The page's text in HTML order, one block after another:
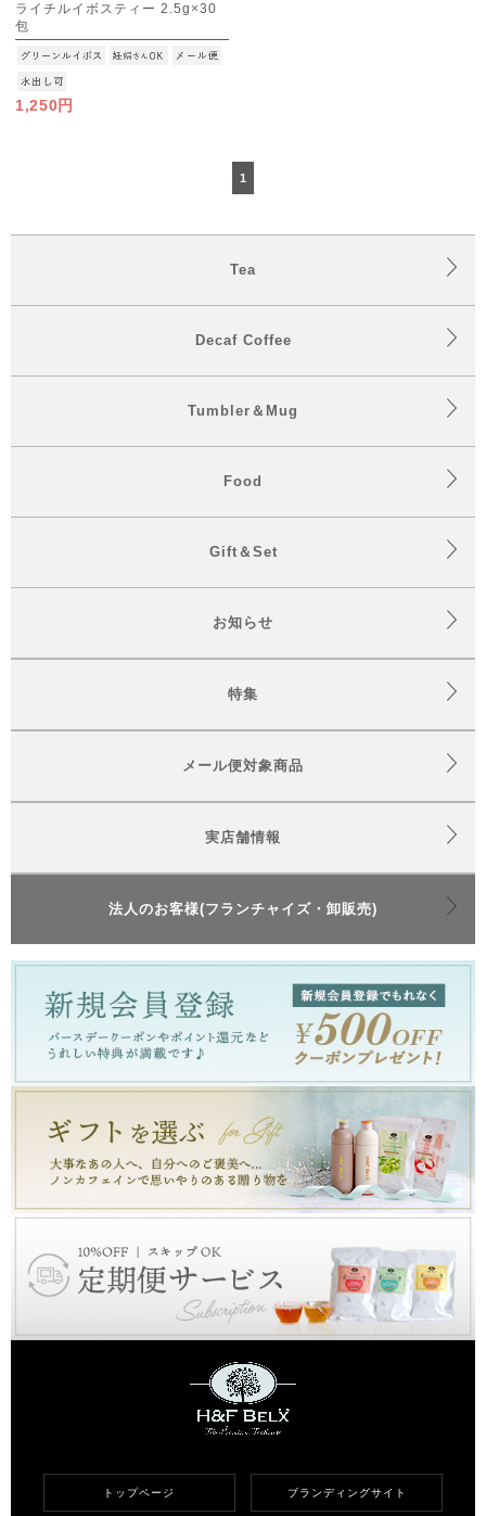
ライチルイボスティー 2.5g×30
包
[M便 1/3]
1,250円
1
Tea
Decaf Coffee
Tumbler＆Mug
Food
Gift＆Set
お知らせ
特集
メール便対象商品
実店舗情報
法人のお客様(フランチャイズ・卸販売)
トップページ ブランディングサイト